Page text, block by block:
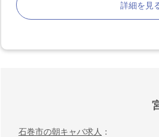
詳細を見
石巻市の朝キャバ求人